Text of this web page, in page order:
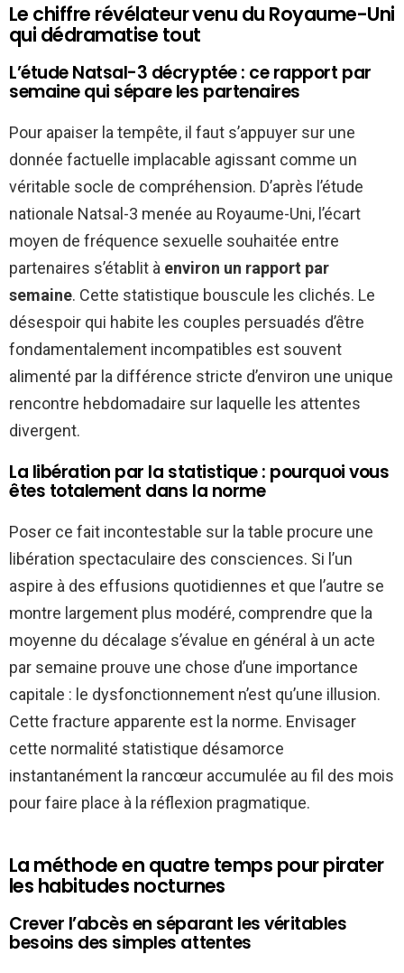
Le chiffre révélateur venu du Royaume-Uni
qui dédramatise tout
L’étude Natsal-3 décryptée : ce rapport par
semaine qui sépare les partenaires
Pour apaiser la tempête, il faut s’appuyer sur une
donnée factuelle implacable agissant comme un
véritable socle de compréhension. D’après l’étude
nationale Natsal-3 menée au Royaume-Uni, l’écart
moyen de fréquence sexuelle souhaitée entre
partenaires s’établit à environ un rapport par
semaine. Cette statistique bouscule les clichés. Le
désespoir qui habite les couples persuadés d’être
fondamentalement incompatibles est souvent
alimenté par la différence stricte d’environ une unique
rencontre hebdomadaire sur laquelle les attentes
divergent.
La libération par la statistique : pourquoi vous
êtes totalement dans la norme
Poser ce fait incontestable sur la table procure une
libération spectaculaire des consciences. Si l’un
aspire à des effusions quotidiennes et que l’autre se
montre largement plus modéré, comprendre que la
moyenne du décalage s’évalue en général à un acte
par semaine prouve une chose d’une importance
capitale : le dysfonctionnement n’est qu’une illusion.
Cette fracture apparente est la norme. Envisager
cette normalité statistique désamorce
instantanément la rancœur accumulée au fil des mois
pour faire place à la réflexion pragmatique.
La méthode en quatre temps pour pirater
les habitudes nocturnes
Crever l’abcès en séparant les véritables
besoins des simples attentes